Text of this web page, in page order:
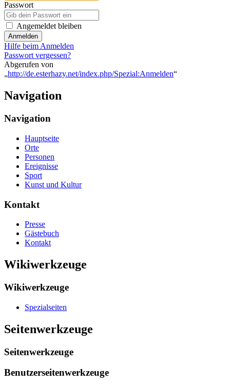
Passwort
Angemeldet bleiben
Anmelden
Hilfe beim Anmelden
Passwort vergessen?
Abgerufen von
„http://de.esterhazy.net/index.php/Spezial:Anmelden“
Navigation
Navigation
Hauptseite
Orte
Personen
Ereignisse
Sport
Kunst und Kultur
Kontakt
Presse
Gästebuch
Kontakt
Wikiwerkzeuge
Wikiwerkzeuge
Spezialseiten
Seitenwerkzeuge
Seitenwerkzeuge
Benutzerseitenwerkzeuge